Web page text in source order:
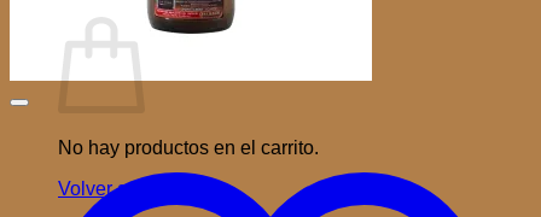
No hay productos en el carrito.
Volver a la tienda